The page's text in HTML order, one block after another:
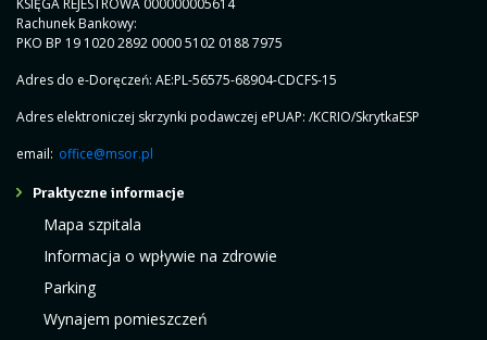
KSIĘGA REJESTROWA 000000005614
Rachunek Bankowy:
PKO BP 19 1020 2892 0000 5102 0188 7975
Adres do e-Doręczeń: AE:PL-56575-68904-CDCFS-15
Adres elektroniczej skrzynki podawczej ePUAP: /KCRIO/SkrytkaESP
email: office@msor.pl
Praktyczne informacje
Mapa szpitala
Informacja o wpływie na zdrowie
Parking
Wynajem pomieszczeń